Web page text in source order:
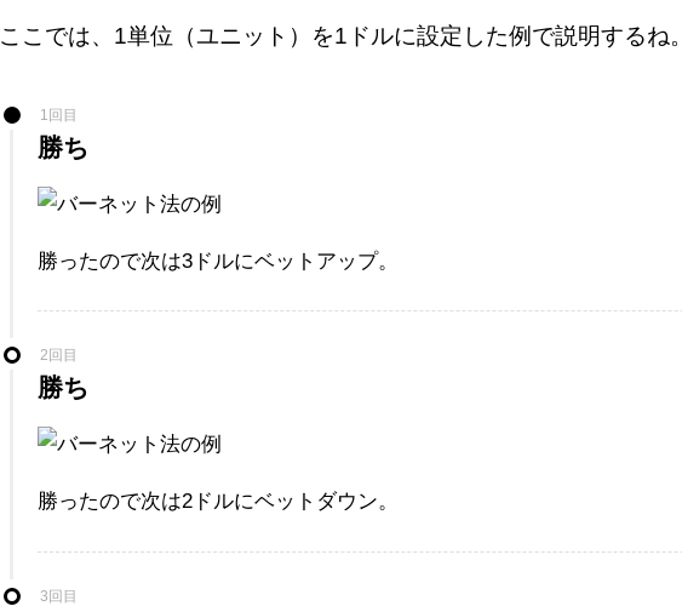
ここでは、1単位（ユニット）を1ドルに設定した例で説明するね。
1回目
勝ち
勝ったので次は3ドルにベットアップ。
2回目
勝ち
勝ったので次は2ドルにベットダウン。
3回目